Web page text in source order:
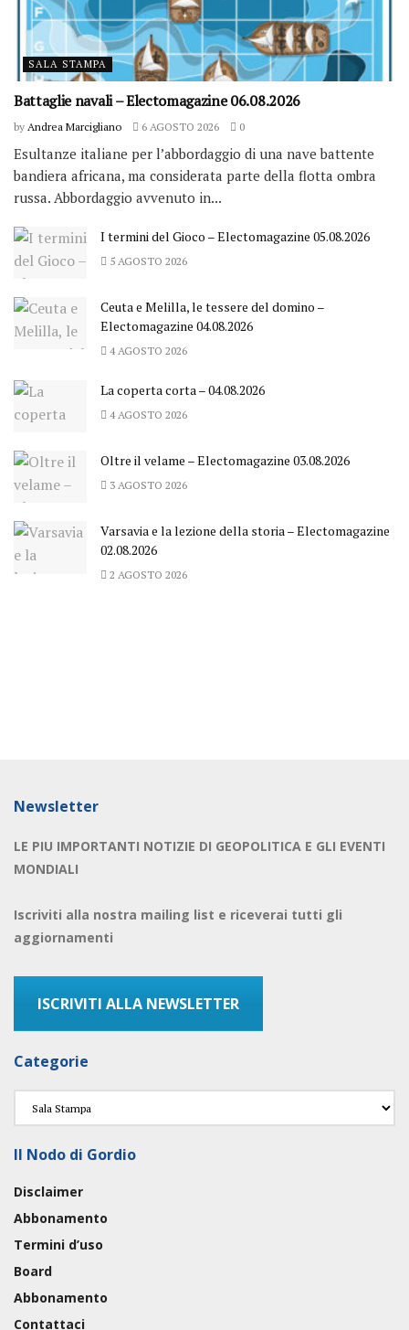
SALA STAMPA
Battaglie navali – Electomagazine 06.08.2026
by Andrea Marcigliano 6 AGOSTO 2026 0
Esultanze italiane per l’abbordaggio di una nave battente
bandiera africana, ma considerata parte della flotta ombra
russa. Abbordaggio avvenuto in...
I termini del Gioco – Electomagazine 05.08.2026
5 AGOSTO 2026
Ceuta e Melilla, le tessere del domino –
Electomagazine 04.08.2026
4 AGOSTO 2026
La coperta corta – 04.08.2026
4 AGOSTO 2026
Oltre il velame – Electomagazine 03.08.2026
3 AGOSTO 2026
Varsavia e la lezione della storia – Electomagazine
02.08.2026
2 AGOSTO 2026
Newsletter
LE PIU IMPORTANTI NOTIZIE DI GEOPOLITICA E GLI EVENTI
MONDIALI
Iscriviti alla nostra mailing list e riceverai tutti gli
aggiornamenti
ISCRIVITI ALLA NEWSLETTER
Categorie
Categorie
Il Nodo di Gordio
Disclaimer
Abbonamento
Termini d’uso
Board
Abbonamento
Contattaci